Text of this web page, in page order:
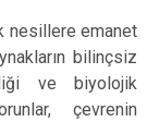
nesillere emanet
bilinçsiz
ve biyolojik
çevrenin